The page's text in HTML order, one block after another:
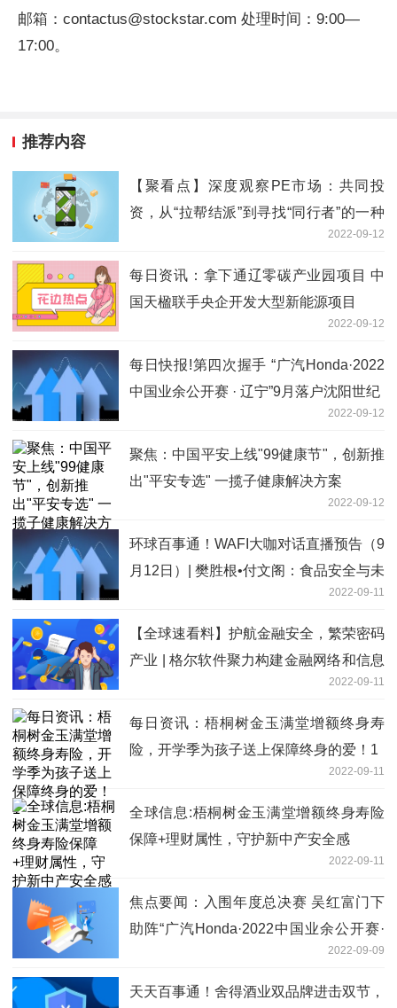
邮箱：contactus@stockstar.com 处理时间：9:00—
17:00。
推荐内容
【聚看点】深度观察PE市场：共同投
资，从“拉帮结派”到寻找“同行者”的一种
2022-09-12
每日资讯：拿下通辽零碳产业园项目 中
国天楹联手央企开发大型新能源项目
2022-09-12
每日快报!第四次握手 “广汽Honda·2022
中国业余公开赛 · 辽宁”9月落户沈阳世纪
2022-09-12
聚焦：中国平安上线"99健康节"，创新推
出"平安专选" 一揽子健康解决方案
2022-09-12
环球百事通！WAFI大咖对话直播预告（9
月12日）| 樊胜根•付文阁：食品安全与未
2022-09-11
【全球速看料】护航金融安全，繁荣密码
产业 | 格尔软件聚力构建金融网络和信息
2022-09-11
每日资讯：梧桐树金玉满堂增额终身寿
险，开学季为孩子送上保障终身的爱！1
2022-09-11
全球信息:梧桐树金玉满堂增额终身寿险
保障+理财属性，守护新中产安全感
2022-09-11
焦点要闻：入围年度总决赛 吴红富门下
助阵“广汽Honda·2022中国业余公开赛·
2022-09-09
天天百事通！舍得酒业双品牌进击双节，